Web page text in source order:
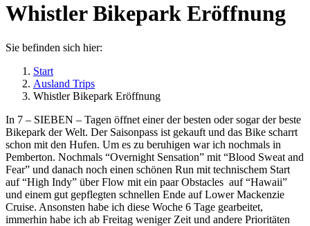
Whistler Bikepark Eröffnung
Sie befinden sich hier:
Start
Ausland Trips
Whistler Bikepark Eröffnung
In 7 – SIEBEN – Tagen öffnet einer der besten oder sogar der beste
Bikepark der Welt. Der Saisonpass ist gekauft und das Bike scharrt
schon mit den Hufen. Um es zu beruhigen war ich nochmals in
Pemberton. Nochmals “Overnight Sensation” mit “Blood Sweat and
Fear” und danach noch einen schönen Run mit technischem Start
auf “High Indy” über Flow mit ein paar Obstacles auf “Hawaii”
und einem gut gepflegten schnellen Ende auf Lower Mackenzie
Cruise. Ansonsten habe ich diese Woche 6 Tage gearbeitet,
immerhin habe ich ab Freitag weniger Zeit und andere Prioritäten